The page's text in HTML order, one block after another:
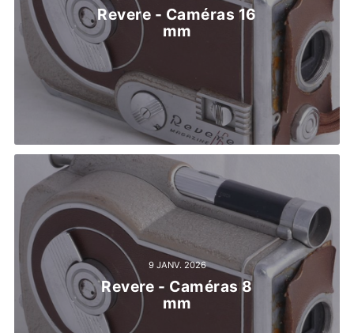
Revere - Caméras 16
mm
9 JANV. 2026
Revere - Caméras 8
mm